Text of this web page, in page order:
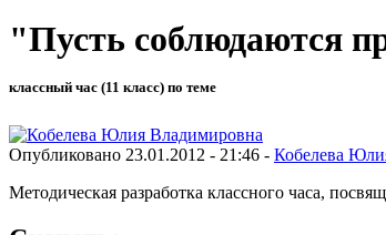
"Пусть соблюдаются
классный час (11 класс) по теме
Опубликовано 23.01.2012 - 21:46 - Кобелева
Методическая разработка классного часа,